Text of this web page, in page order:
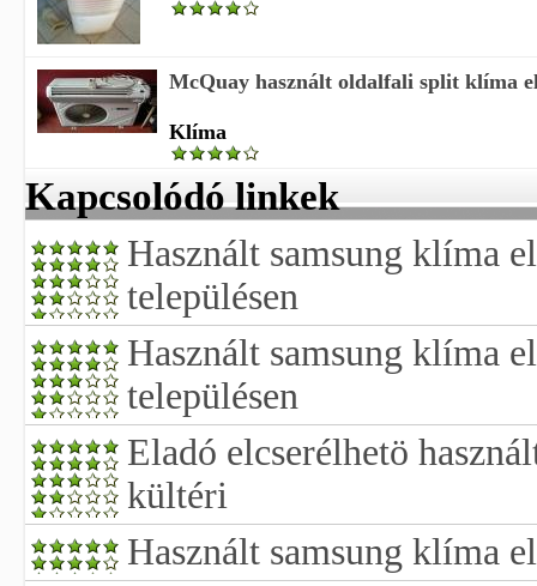
McQuay használt oldalfali split klíma
Klíma
Kapcsolódó linkek
Használt samsung klíma
településen
Használt samsung klíma
településen
Eladó elcserélhetö
kültéri
Használt samsung klíma